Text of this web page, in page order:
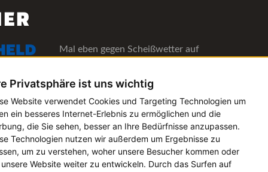
Privatsphäre ist uns wichtig
Website verwendet Cookies und Targeting Technologien um
ein besseres Internet-Erlebnis zu ermöglichen und die
die Sie sehen, besser an Ihre Bedürfnisse anzupassen.
Technologien nutzen wir außerdem um Ergebnisse zu
um zu verstehen, woher unsere Besucher kommen oder
unsere Website weiter zu entwickeln. Durch das Surfen auf
Mal eben gegen Scheißwetter auf
Alle Informationen
Die Verwaltungs-Software für alle
Künstler- und Bookingagenturen
Alle Informationen